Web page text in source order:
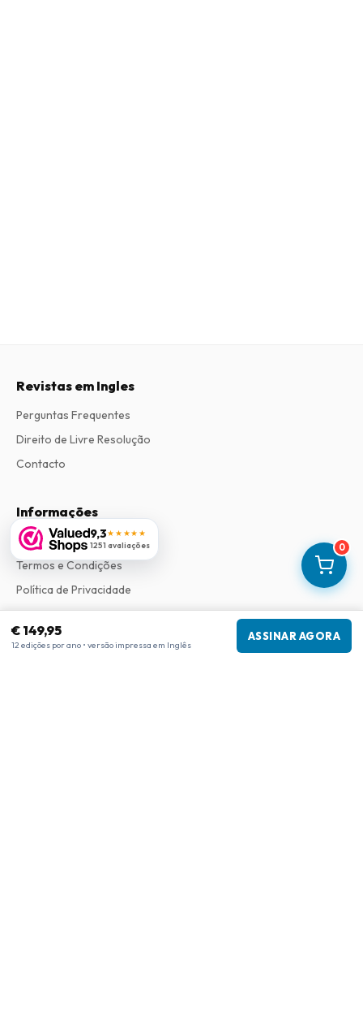
0
€ 149,95
12 edições por ano • versão impressa em Inglês
ASSINAR AGORA
9,3★★★★★
1251 avaliações
Revistas em Ingles
Perguntas Frequentes
Direito de Livre Resolução
Contacto
Informações
Sobre Nós
Termos e Condições
Política de Privacidade
Procedimento de Reclamações